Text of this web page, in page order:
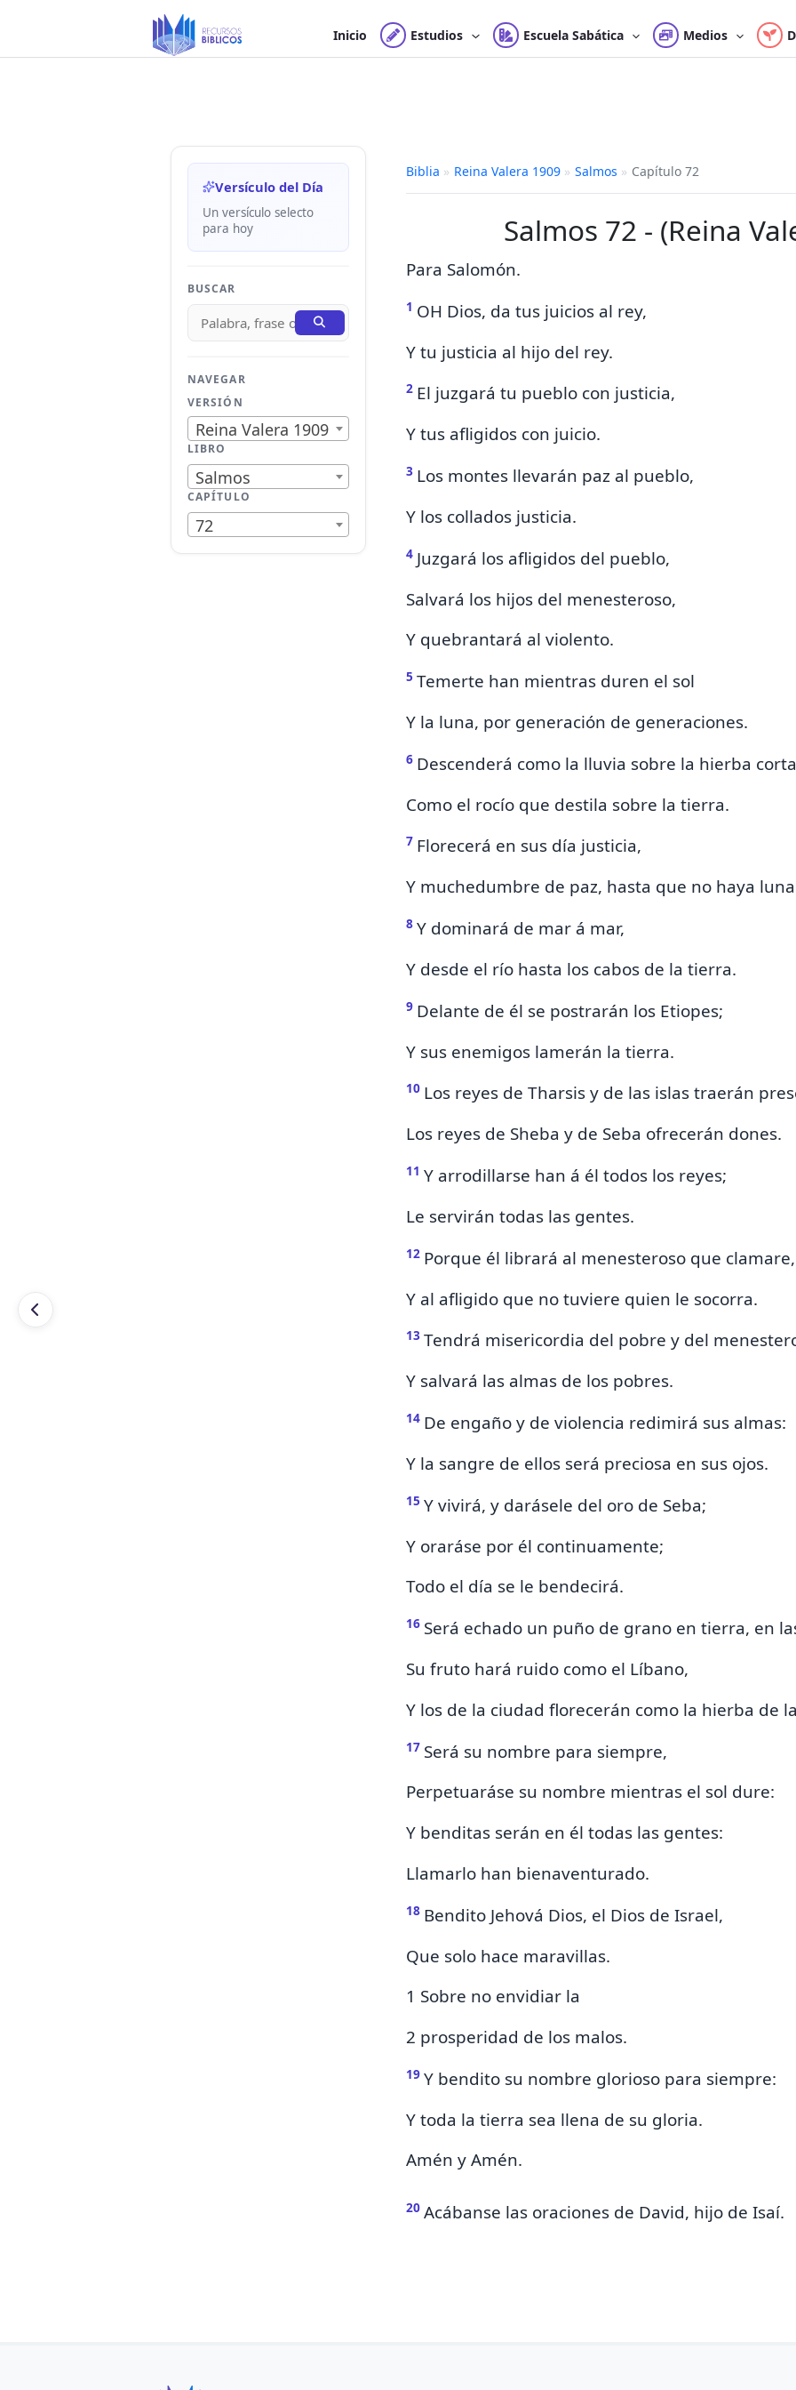
contenido
Inicio Estudios Escuela Sabática Medios
Versículo del Día
Un versículo selecto
para hoy
BUSCAR
NAVEGAR
VERSIÓN
Reina Valera 1909
LIBRO
Salmos
CAPÍTULO
72
Biblia » Reina Valera 1909 » Salmos » Capítulo 72
Salmos 72 - (Reina
Para Salomón.
1 OH Dios, da tus juicios al rey,
Ytu justicia al hijo del rey.
2 El juzgará tu pueblo con justicia,
Y tus afligidos con juicio.
3 Los montes llevarán paz al pueblo,
Y los collados justicia.
4 Juzgará los afligidos del pueblo,
Salvará los hijos del menesteroso,
Y quebrantará al violento.
5 Temerte han mientras duren el sol
Y la luna, por generación de generaciones.
6 Descenderá como la lluvia sobre la hierba
Como el rocío que destila sobre la tierra.
7 Florecerá en sus día justicia,
Y muchedumbre de paz, hasta que no haya
8 Y dominará de mar á mar,
Y desde el río hasta los cabos de la tierra.
9 Delante de él se postrarán los Etiopes;
Y sus enemigos lamerán la tierra.
10 Los reyes de Tharsis y de las islas traerán
Los reyes de Sheba y de Seba ofrecerán dones.
11 Y arrodillarse han á él todos los reyes;
Le servirán todas las gentes.
12 Porque él librará al menesteroso que clamare,
Y al afligido que no tuviere quien le socorra.
13 Tendrá misericordia del pobre y del
Y salvará las almas de los pobres.
14 De engaño y de violencia redimirá sus almas:
Y la sangre de ellos será preciosa en sus ojos.
15 Y vivirá, y darásele del oro de Seba;
Y oraráse por él continuamente;
Todo el día se le bendecirá.
16 Será echadoun puño de grano en tierra, en
Su fruto hará ruido como el Líbano,
Y los de la ciudad florecerán como la hierba de
17 Será su nombre para siempre,
Perpetuaráse su nombre mientras el sol dure:
Y benditas serán en él todas las gentes:
Llamarlo han bienaventurado.
18 Bendito Jehová Dios, el Dios de Israel,
Que solo hace maravillas.
1 Sobre no envidiar la
2 prosperidad de los malos.
19 Y bendito su nombre glorioso para siempre:
Y toda la tierra sea llena de su gloria.
Amén y Amén.
20 Acábanse las oraciones de David, hijo de Isaí.